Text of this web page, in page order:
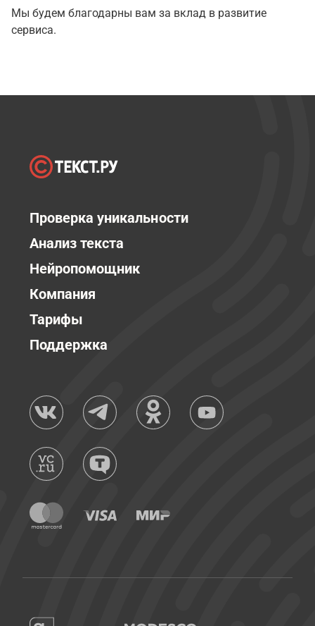
Мы будем благодарны вам за вклад в развитие
сервиса.
Проверка уникальности
Анализ текста
Нейропомощник
Компания
Тарифы
Поддержка